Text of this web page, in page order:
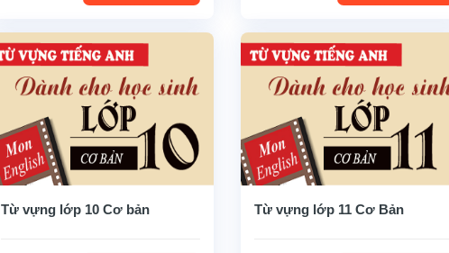
Từ vựng lớp 10 Cơ bản Từ vựng lớp 11 Cơ Bản